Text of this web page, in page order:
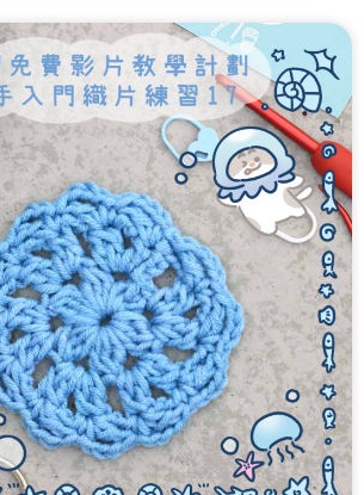
反面
向&最後一針的入針位置
方向
學